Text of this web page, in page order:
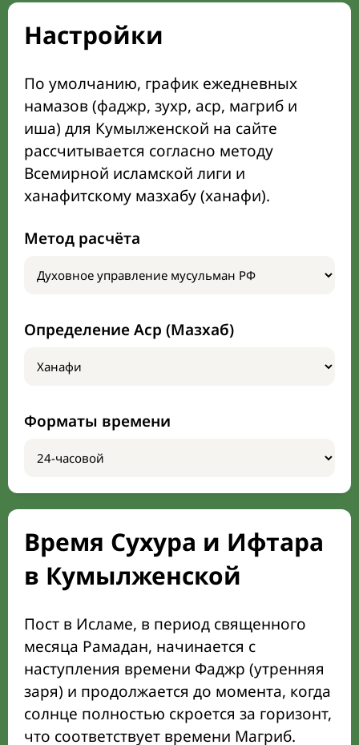
Настройки
По умолчанию, график ежедневных
намазов (фаджр, зухр, аср, магриб и
иша) для Кумылженской на сайте
рассчитывается согласно методу
Всемирной исламской лиги и
ханафитскому мазхабу (ханафи).
Метод расчёта
Определение Аср (Мазхаб)
Форматы времени
Время Сухура и Ифтара
в Кумылженской
Пост в Исламе, в период священного
месяца Рамадан, начинается с
наступления времени Фаджр (утренняя
заря) и продолжается до момента, когда
солнце полностью скроется за горизонт,
что соответствует времени Магриб.